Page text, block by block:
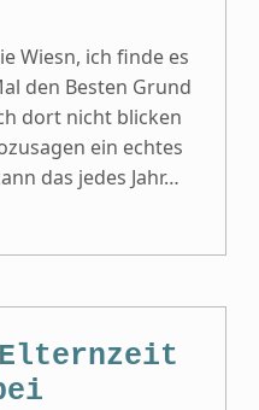
Wiesn, ich finde es
den Besten Grund
dort nicht blicken
ein echtes
das jedes Jahr…
Elternzeit